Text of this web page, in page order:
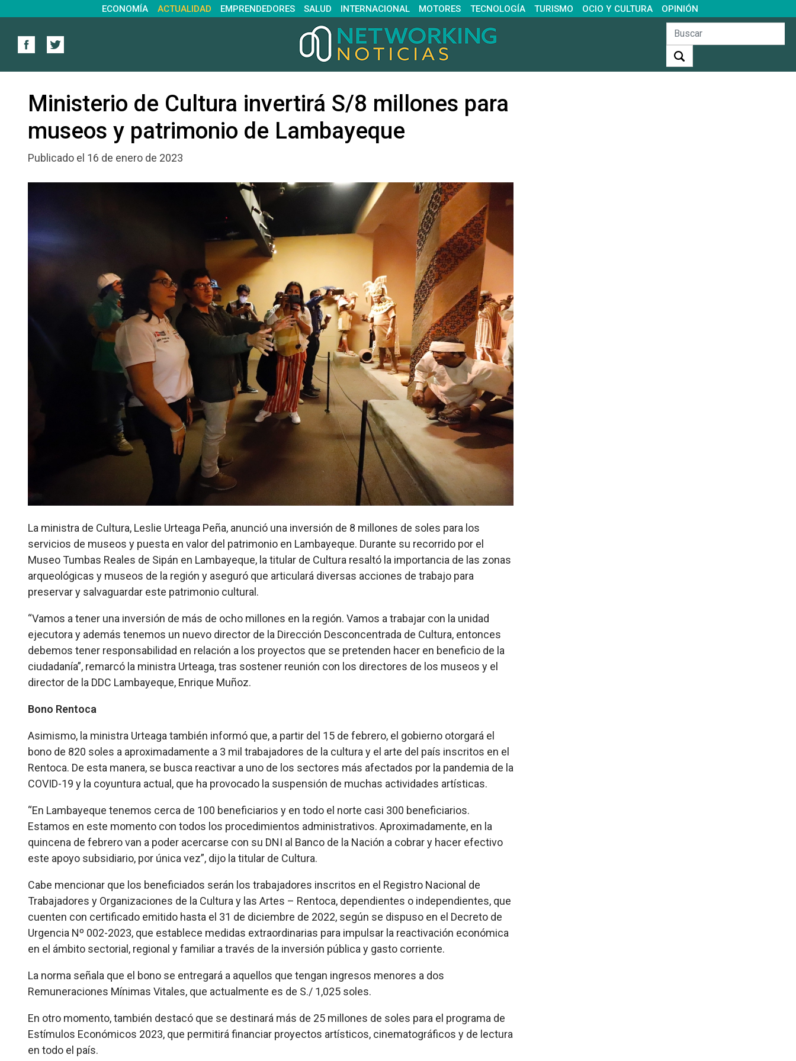
ECONOMÍA ACTUALIDAD EMPRENDEDORES SALUD INTERNACIONAL MOTORES TECNOLOGÍA TURISMO OCIO Y CULTURA OPINIÓN
Ministerio de Cultura invertirá S/8 millones para
museos y patrimonio de Lambayeque
Publicado el 16 de enero de 2023
La ministra de Cultura, Leslie Urteaga Peña, anunció una inversión de 8 millones de soles para los
servicios de museos y puesta en valor del patrimonio en Lambayeque. Durante su recorrido por el
Museo Tumbas Reales de Sipán en Lambayeque, la titular de Cultura resaltó la importancia de las zonas
arqueológicas y museos de la región y aseguró que articulará diversas acciones de trabajo para
preservar y salvaguardar este patrimonio cultural.
“Vamos a tener una inversión de más de ocho millones en la región. Vamos a trabajar con la unidad
ejecutora y además tenemos un nuevo director de la Dirección Desconcentrada de Cultura, entonces
debemos tener responsabilidad en relación a los proyectos que se pretenden hacer en beneficio de la
ciudadanía”, remarcó la ministra Urteaga, tras sostener reunión con los directores de los museos y el
director de la DDC Lambayeque, Enrique Muñoz.
Bono Rentoca
Asimismo, la ministra Urteaga también informó que, a partir del 15 de febrero, el gobierno otorgará el
bono de 820 soles a aproximadamente a 3 mil trabajadores de la cultura y el arte del país inscritos en el
Rentoca. De esta manera, se busca reactivar a uno de los sectores más afectados por la pandemia de la
COVID-19 y la coyuntura actual, que ha provocado la suspensión de muchas actividades artísticas.
“En Lambayeque tenemos cerca de 100 beneficiarios y en todo el norte casi 300 beneficiarios.
Estamos en este momento con todos los procedimientos administrativos. Aproximadamente, en la
quincena de febrero van a poder acercarse con su DNI al Banco de la Nación a cobrar y hacer efectivo
este apoyo subsidiario, por única vez”, dijo la titular de Cultura.
Cabe mencionar que los beneficiados serán los trabajadores inscritos en el Registro Nacional de
Trabajadores y Organizaciones de la Cultura y las Artes – Rentoca, dependientes o independientes, que
cuenten con certificado emitido hasta el 31 de diciembre de 2022, según se dispuso en el Decreto de
Urgencia Nº 002-2023, que establece medidas extraordinarias para impulsar la reactivación económica
en el ámbito sectorial, regional y familiar a través de la inversión pública y gasto corriente.
La norma señala que el bono se entregará a aquellos que tengan ingresos menores a dos
Remuneraciones Mínimas Vitales, que actualmente es de S./ 1,025 soles.
En otro momento, también destacó que se destinará más de 25 millones de soles para el programa de
Estímulos Económicos 2023, que permitirá financiar proyectos artísticos, cinematográficos y de lectura
en todo el país.